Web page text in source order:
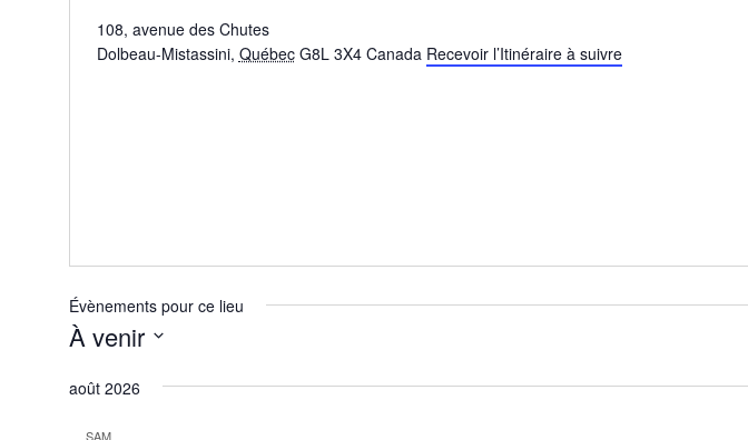
108, avenue des Chutes
Dolbeau-Mistassini, Québec G8L 3X4 Canada Recevoir l’Itinéraire à suivre
Évènements pour ce lieu
À venir
une
août 2026
SAM